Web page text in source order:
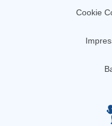
Cookie